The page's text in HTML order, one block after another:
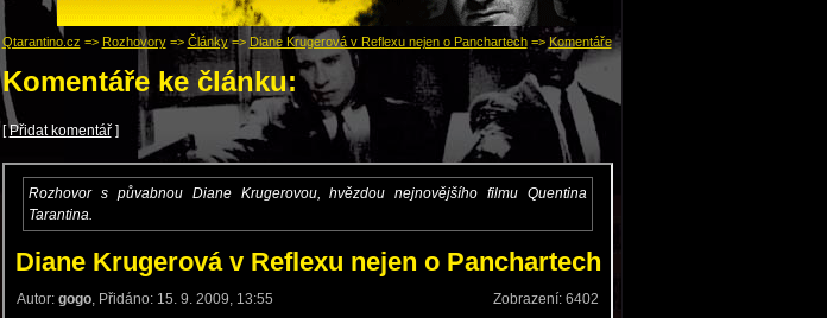
Qtarantino.cz => Rozhovory=> Články=> Diane Krugerová v Reflexu nejen o Panchartech=> Komentáře
Komentáře ke článku:
[Přidat komentář]